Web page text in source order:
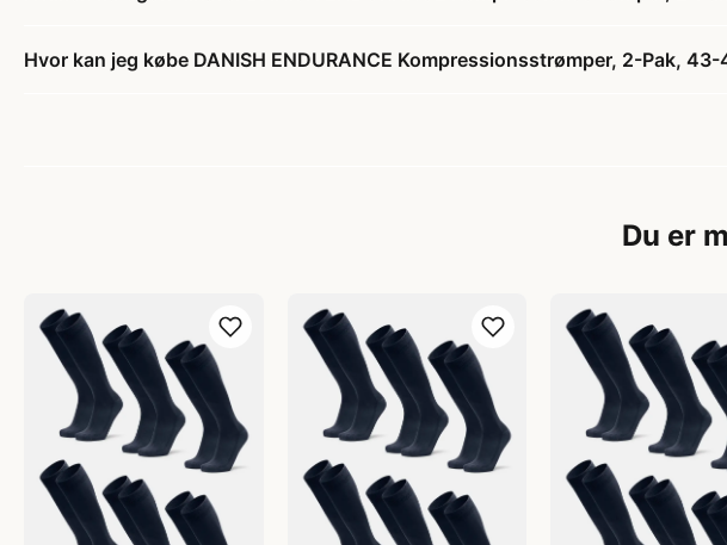
Hvor kan jeg købe DANISH ENDURANCE Kompressionsstrømper, 2-Pak, 43-
Du er